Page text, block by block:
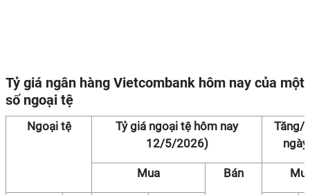
Tỷ giá ngân hàng Vietcombank hôm nay của một
số ngoại tệ
Ngoại tệ
Tỷ giá ngoại tệ hôm nay
12/5/2026)
Tăng/
Mua Bán